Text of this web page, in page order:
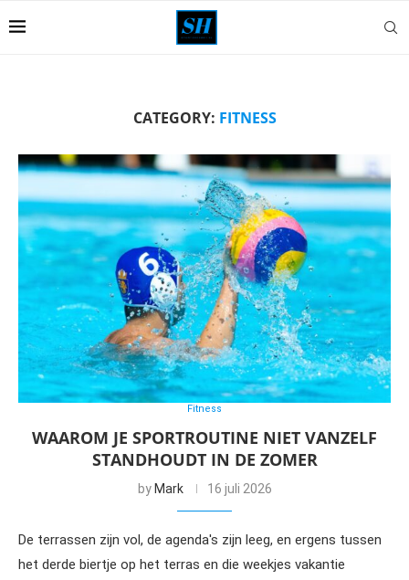
CATEGORY: FITNESS
Fitness
WAAROM JE SPORTROUTINE NIET VANZELF
STANDHOUDT IN DE ZOMER
by Mark 16 juli 2026
De terrassen zijn vol, de agenda's zijn leeg, en ergens tussen
het derde biertje op het terras en die weekjes vakantie